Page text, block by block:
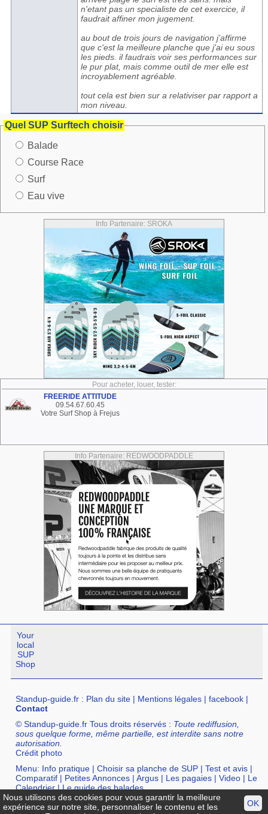
n'etant pas un specialiste de cet exercice, il
faudrait affiner mon jugement.
au bout de trois jours de navigation j’affirme
que c'est la meilleure planche que j'ai eu sous
les pieds. il faudrais voir ses performances sur
le pur plat, mais comme outil de mer elle est
incroyablement agréable.
tout cela est bien sur a relativiser par rapport a
mon niveau.
Quel SUP Surftech choisir
Balade
Course Race
Surf
Eau vive
Info Partenaire: SROKA
Pour acheter, louer, tester:
FREERIDE ATTITUDE
09.54.67.60.45
Votre Surf Shop à Frejus
Info Partenaire: REDWOODPADDLE
Your
local
SUP
Shop
Standup-guide.fr : Plan du site | Mentions légales |facebook |
Contact
© Standup-guide.fr Tous droits réservés : Toute rediffusion,
sous quelque forme, même partielle, est interdite sans notre
autorisation.
Crédit photo
Menu: Info pratique |Choisir sa planche de SUP |Test et avis |
Comparatif | Petites Annonces |Argus | Les pagaies |Video | Le
Calendrier|Le guide des balades
Annuaire : SurfShop et Magasins pour acheter un SUP
PointsOK
Nous utilisons des cookies pour vous garantir la meilleure
expérience sur notre site, personnaliser le contenu et les